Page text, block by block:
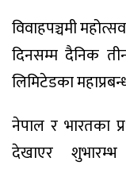
विवाहपञ्चमी
दिनसम्म दैनिक
लिमिटेडका
नेपाल र भारतका
देखाएर